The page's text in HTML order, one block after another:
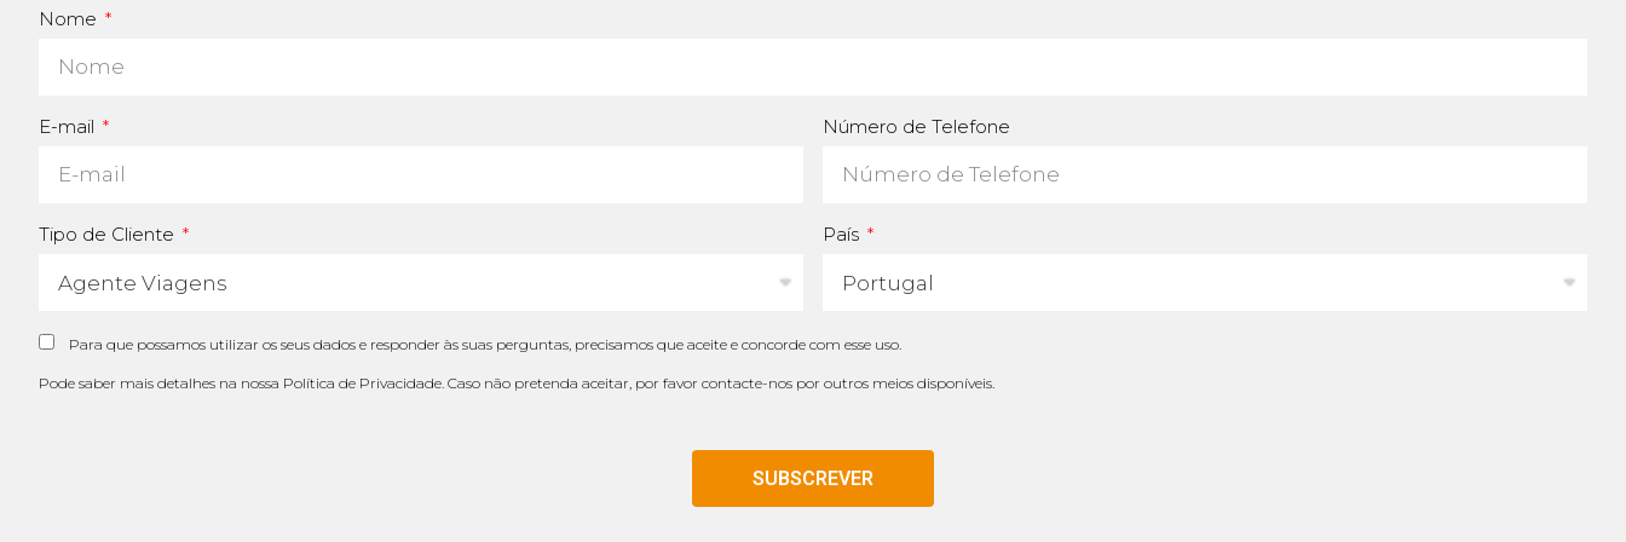
Nome
E-mail Número de Telefone
Tipo de Cliente País
Para que possamos utilizar os seus dados e responder às suas perguntas, precisamos que aceite e concorde com esse uso.
Pode saber mais detalhes na nossa Política de Privacidade. Caso não pretenda aceitar, por favor contacte-nos por outros meios disponíveis.
SUBSCREVER